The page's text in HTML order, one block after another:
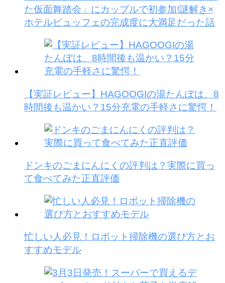
た仮面舞踏会」にカップルで初参加!謎解き×
ホテルビュッフェの完成度に大満足だった話
【実証レビュー】HAGOOGIの湯たんぽは、8
時間後も温かい？15分充電の手軽さに驚愕！
ドンキのごまにんにくの評判は？実際に買っ
て食べてみた正直評価
忙しい人必見！ロボット掃除機の選び方とお
すすめモデル